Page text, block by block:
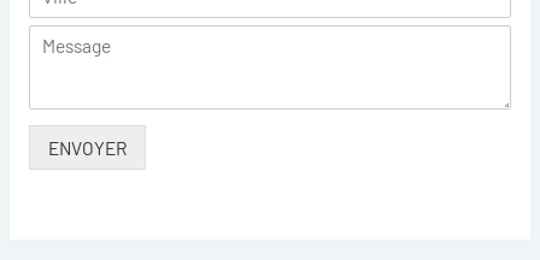
ENVOYER